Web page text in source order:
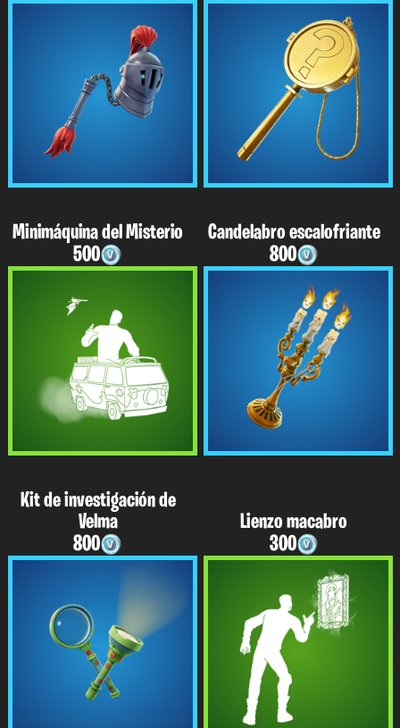
Minimáquina del Misterio
500
Candelabro escalofriante
800
Kit de investigación de
Velma
800
Lienzo macabro
300